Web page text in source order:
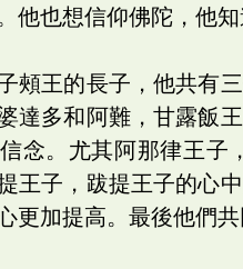
他也想信仰佛陀，他知
頰王的長子，他共有
達多和阿難，甘露飯
念。尤其阿那律王子
王子，跋提王子的心
更加提高。最後他們